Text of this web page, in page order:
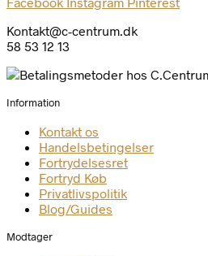
Kontakt@c-centrum.dk
58 53 12 13
Information
Kontakt os
Handelsbetingelser
Fortrydelsesret
Fortryd Køb
Privatlivspolitik
Blog/Guides
Modtager